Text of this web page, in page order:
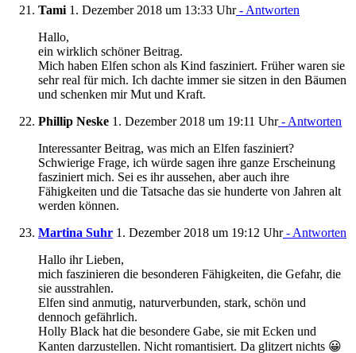
Tami 1. Dezember 2018 um 13:33 Uhr- Antworten
Hallo,
ein wirklich schöner Beitrag.
Mich haben Elfen schon als Kind fasziniert. Früher waren sie
sehr real für mich. Ich dachte immer sie sitzen in den Bäumen
und schenken mir Mut und Kraft.
Phillip Neske 1. Dezember 2018 um 19:11 Uhr- Antworten
Interessanter Beitrag, was mich an Elfen fasziniert?
Schwierige Frage, ich würde sagen ihre ganze Erscheinung
fasziniert mich. Sei es ihr aussehen, aber auch ihre
Fähigkeiten und die Tatsache das sie hunderte von Jahren alt
werden können.
Martina Suhr 1. Dezember 2018 um 19:12 Uhr- Antworten
Hallo ihr Lieben,
mich faszinieren die besonderen Fähigkeiten, die Gefahr, die
sie ausstrahlen.
Elfen sind anmutig, naturverbunden, stark, schön und
dennoch gefährlich.
Holly Black hat die besondere Gabe, sie mit Ecken und
Kanten darzustellen. Nicht romantisiert. Da glitzert nichts 😀